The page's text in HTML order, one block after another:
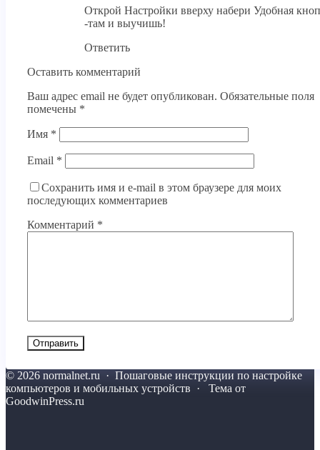
Открой Настройки вверху набери Удобная
-там и выучишь!
Ответить
Оставить комментарий
Ваш адрес email не будет опубликован. Обязательные поля
помечены *
Имя *
Email *
Сохранить имя и e-mail в этом браузере для моих
последующих комментариев
Комментарий *
© 2026 normalnet.ru · Пошаговые инструкции по настройке
компьютеров и мобильных устройств · Тема от
GoodwinPress.ru